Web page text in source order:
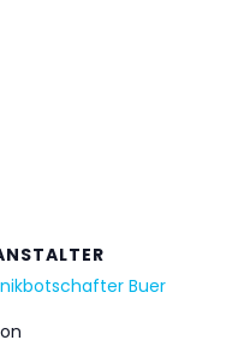
Buer